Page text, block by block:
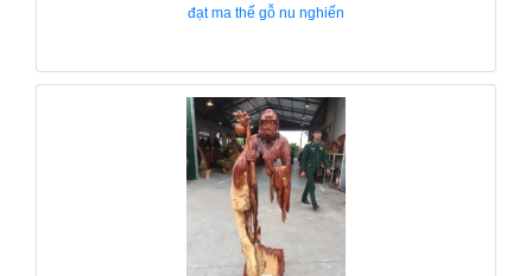
đạt ma thế gỗ nu nghiến